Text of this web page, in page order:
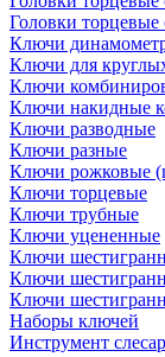
Головки
Ключи
Ключи для
Ключи
Ключи накидные
Ключи разводные
Ключи разные
Ключи рожковые
Ключи торцевые
Ключи трубные
Ключи уцененные
Ключи
Ключи
Ключи
Наборы ключей
Инструмент